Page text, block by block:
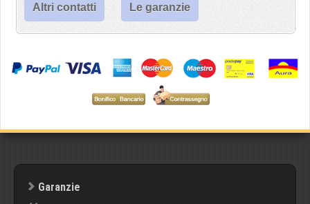
Altri contatti Le garanzie
Garanzie